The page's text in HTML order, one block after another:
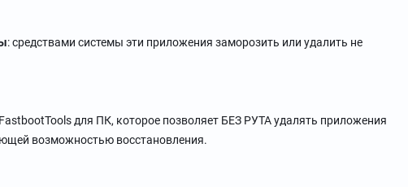
: средствами системы эти приложения заморозить или удалить не
для ПК, которое позволяет БЕЗ РУТА удалять приложения
возможностью восстановления.